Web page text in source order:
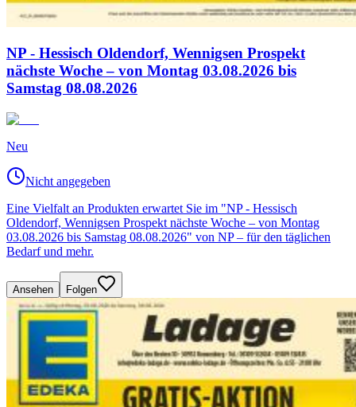
NP - Hessisch Oldendorf, Wennigsen Prospekt
nächste Woche – von Montag 03.08.2026 bis
Samstag 08.08.2026
Neu
Nicht angegeben
Eine Vielfalt an Produkten erwartet Sie im "NP - Hessisch
Oldendorf, Wennigsen Prospekt nächste Woche – von Montag
03.08.2026 bis Samstag 08.08.2026" von NP – für den täglichen
Bedarf und mehr.
Ansehen Folgen